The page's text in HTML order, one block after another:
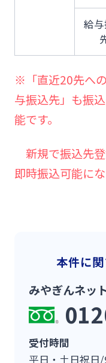
給
※「直近20先へ
与振込先」も振
能です。
新規で振込先
即時振込可能にな
本件に
みやぎんネッ
受付時間
平日・土日祝日/